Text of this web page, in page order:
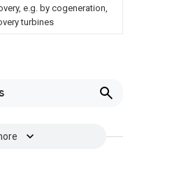
e.g. by cogeneration,
turbines